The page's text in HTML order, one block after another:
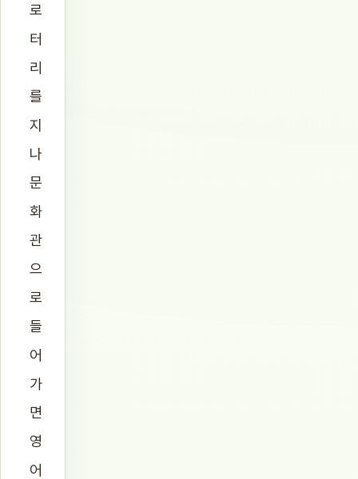
로
터
리
를
지
나
문
화
관
으
로
들
어
가
면
영
어